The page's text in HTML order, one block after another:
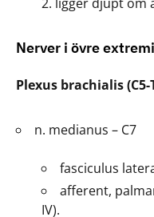
Nerver i övre
Plexus brachialis (C5-
n. medianus – C7
fasciculus
afferent,
IV).